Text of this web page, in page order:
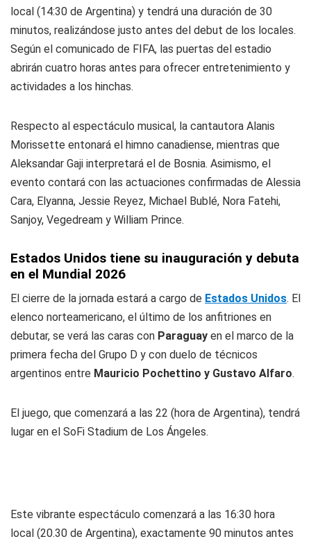
local (14:30 de Argentina) y tendrá una duración de 30
minutos, realizándose justo antes del debut de los locales.
Según el comunicado de FIFA, las puertas del estadio
abrirán cuatro horas antes para ofrecer entretenimiento y
actividades a los hinchas.
Respecto al espectáculo musical, la cantautora Alanis
Morissette entonará el himno canadiense, mientras que
Aleksandar Gaji interpretará el de Bosnia. Asimismo, el
evento contará con las actuaciones confirmadas de Alessia
Cara, Elyanna, Jessie Reyez, Michael Bublé, Nora Fatehi,
Sanjoy, Vegedream y William Prince.
Estados Unidos tiene su inauguración y debuta
en el Mundial 2026
El cierre de la jornada estará a cargo de Estados Unidos. El
elenco norteamericano, el último de los anfitriones en
debutar, se verá las caras con Paraguay en el marco de la
primera fecha del Grupo D y con duelo de técnicos
argentinos entre Mauricio Pochettino y Gustavo Alfaro.
El juego, que comenzará a las 22 (hora de Argentina), tendrá
lugar en el SoFi Stadium de Los Ángeles.
Este vibrante espectáculo comenzará a las 16:30 hora
local (20.30 de Argentina), exactamente 90 minutos antes